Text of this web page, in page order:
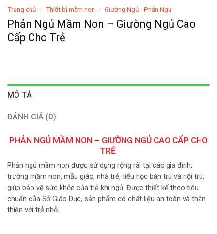
Trang chủ / Thiết bị mầm non / Giường Ngủ - Phản Ngủ
Phản Ngủ Mầm Non – Giường Ngủ Cao
Cấp Cho Trẻ
MÔ TẢ
ĐÁNH GIÁ (0)
PHẢN NGỦ MẦM NON – GIƯỜNG NGỦ CAO CẤP CHO
TRẺ
Phản ngủ mầm non được sử dụng rộng rãi tại các gia đình,
trường mầm non, mẫu giáo, nhà trẻ, tiểu học bán trú và nội trú,
giúp bảo vệ sức khỏe của trẻ khi ngủ. Được thiết kế theo tiêu
chuẩn của Sở Giáo Dục, sản phẩm có chất liệu an toàn và thân
thiện với trẻ nhỏ.